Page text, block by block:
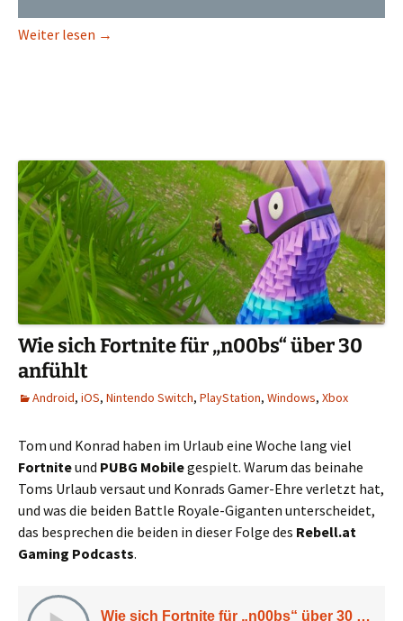
Weiter lesen Mini Metro: Oh du verdammter Kreis
→
Wie sich Fortnite für „n00bs“ über 30
anfühlt
Android, iOS, Nintendo Switch, PlayStation, Windows, Xbox
Tom und Konrad haben im Urlaub eine Woche lang viel
Fortniteund PUBG Mobilegespielt. Warum das beinahe
Toms Urlaub versaut und Konrads Gamer-Ehre verletzt hat,
und was die beiden Battle Royale-Giganten unterscheidet,
das besprechen die beiden in dieser Folge des Rebell.at
Gaming Podcasts.